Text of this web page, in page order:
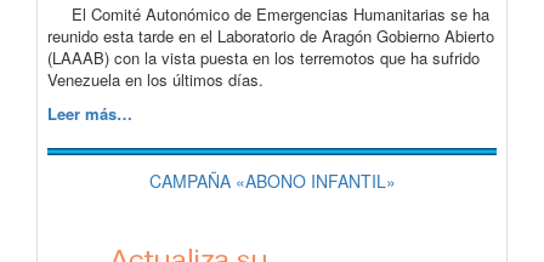
El Comité Autonómico de Emergencias Humanitarias se ha
reunido esta tarde en el Laboratorio de Aragón Gobierno Abierto
(LAAAB) con la vista puesta en los terremotos que ha sufrido
Venezuela en los últimos días.
Leer más…
CAMPAÑA «ABONO INFANTIL»